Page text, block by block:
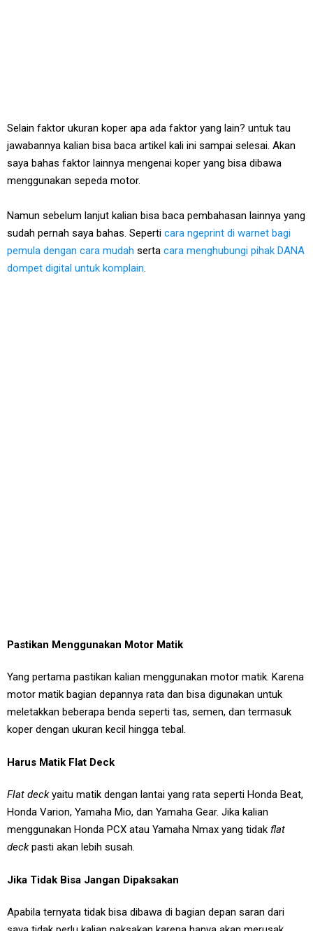
Selain faktor ukuran koper apa ada faktor yang lain? untuk tau
jawabannya kalian bisa baca artikel kali ini sampai selesai. Akan
saya bahas faktor lainnya mengenai koper yang bisa dibawa
menggunakan sepeda motor.
Namun sebelum lanjut kalian bisa baca pembahasan lainnya yang
sudah pernah saya bahas. Seperti cara ngeprint di warnet bagi
pemula dengan cara mudah serta cara menghubungi pihak DANA
dompet digital untuk komplain.
Pastikan Menggunakan Motor Matik
Yang pertama pastikan kalian menggunakan motor matik. Karena
motor matik bagian depannya rata dan bisa digunakan untuk
meletakkan beberapa benda seperti tas, semen, dan termasuk
koper dengan ukuran kecil hingga tebal.
Harus Matik Flat Deck
Flat deckyaitu matik dengan lantai yang rata seperti Honda Beat,
Honda Varion, Yamaha Mio, dan Yamaha Gear. Jika kalian
menggunakan Honda PCX atau Yamaha Nmax yang tidak flat
deckpasti akan lebih susah.
Jika Tidak Bisa Jangan Dipaksakan
Apabila ternyata tidak bisa dibawa di bagian depan saran dari